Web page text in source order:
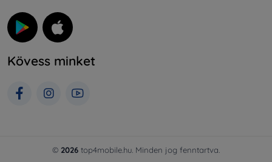
Kövess minket
© 2026 top4mobile.hu. Minden jog fenntartva.